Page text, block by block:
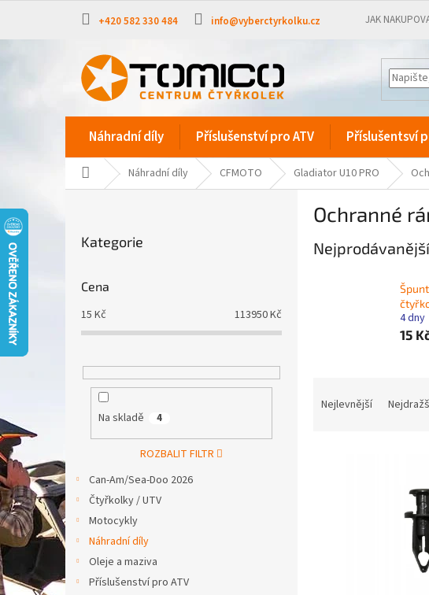
obsah
+420 582 330 484 info@vyberctyrkolku.cz JAK
Náhradní díly Příslušenství pro ATV Příslušentsví
Domů Náhradní díly CFMOTO Gladiator U10 PRO
kategorie
Kategorie
Cena
15 Kč 113950Kč
Na skladě 4
ROZBALIT FILTR
Can-Am/Sea-Doo 2026
Čtyřkolky / UTV
Motocykly
Náhradní díly
Oleje a maziva
Příslušenství pro ATV
Ochranné
Nejprodávanější
4 dny
15
Nejlevnější